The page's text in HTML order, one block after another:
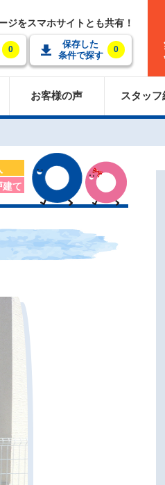
ジをスマホサイトとも共有！
0
保存した
条件で探す
0
お客様の声 スタッフ
建て